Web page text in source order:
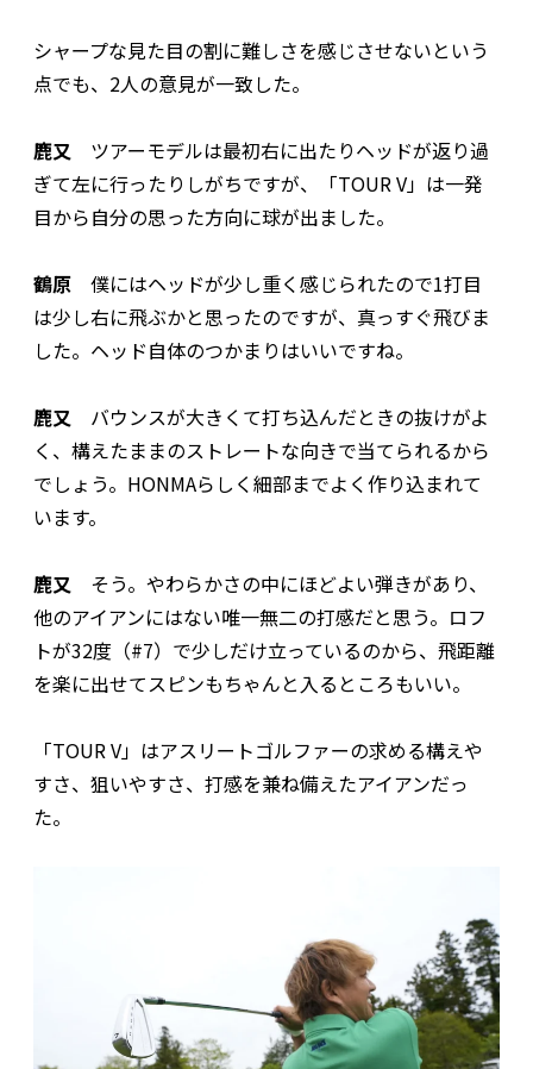
シャープな見た目の割に難しさを感じさせないという
点でも、2人の意見が一致した。
鹿又 ツアーモデルは最初右に出たりヘッドが返り過
ぎて左に行ったりしがちですが、「TOUR V」は一発
目から自分の思った方向に球が出ました。
鶴原 僕にはヘッドが少し重く感じられたので1打目
は少し右に飛ぶかと思ったのですが、真っすぐ飛びま
した。ヘッド自体のつかまりはいいですね。
鹿又 バウンスが大きくて打ち込んだときの抜けがよ
く、構えたままのストレートな向きで当てられるから
でしょう。HONMAらしく細部までよく作り込まれて
います。
鹿又 そう。やわらかさの中にほどよい弾きがあり、
他のアイアンにはない唯一無二の打感だと思う。ロフ
トが32度（#7）で少しだけ立っているのから、飛距離
を楽に出せてスピンもちゃんと入るところもいい。
「TOUR V」はアスリートゴルファーの求める構えや
すさ、狙いやすさ、打感を兼ね備えたアイアンだっ
た。